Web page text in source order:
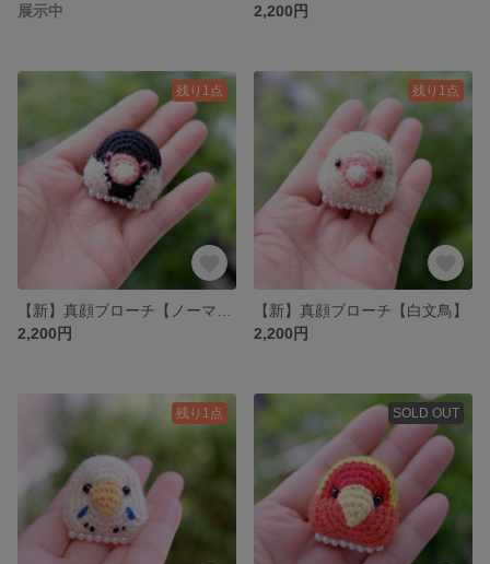
展示中
2,200円
残り1点
2,200円
残り1点
【新】真顔ブローチ【白文鳥】
2,200円
残り1点 SOLD OUT